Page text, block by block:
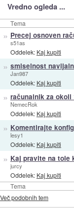
Vredno ogleda ...
Tema
Tema
» Precej osnoven
s51as
Oddelek: Kaj kupiti
» smiselnost
Jan987
Oddelek: Kaj kupiti
» računalnik za okoli
NemecRok
Oddelek: Kaj kupiti
» Komentirajte
lesy1
Oddelek: Kaj kupiti
» Kaj pravite na tole
jurcy
Oddelek: Kaj kupiti
Več podobnih tem